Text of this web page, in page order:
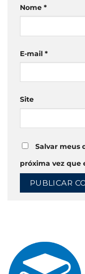
Nome *
E-mail *
Site
Salvar meus
próxima vez que